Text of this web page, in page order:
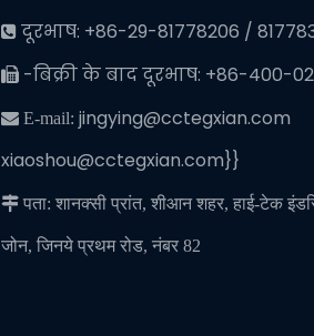
 दूरभाष: +86-29-81778206 /
 -बिक्री के बाद दूरभाष: +86-400-
 E-mail:jingying@cctegxian.com
xiaoshou@cctegxian.com}}
 पता: शानक्सी प्रांत, शीआन शहर, हाई-टेक
जोन, जिनये प्रथम रोड, नंबर 82